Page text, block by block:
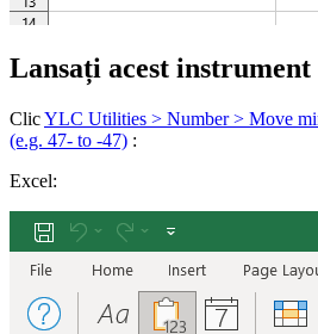
Lansați acest instrument
ClicYLC Utilities > Number > Move
(e.g. 47- to -47) :
Excel: